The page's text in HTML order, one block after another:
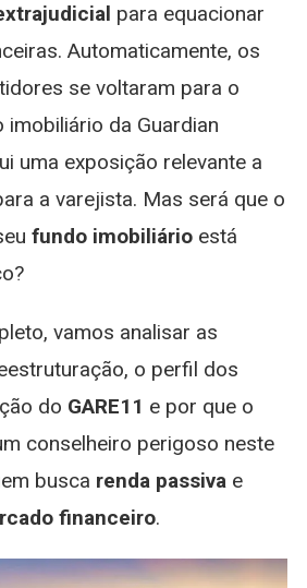
Investidor
para equacionar
Automaticamente, os
se voltaram para o
imobiliário da Guardian
uma exposição relevante a
a varejista. Mas será que o
fundo imobiliárioestá
vamos analisar as
o perfil dos
do GARE11 e por que o
conselheiro perigoso neste
busca renda passivae
financeiro.